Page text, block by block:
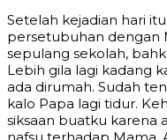
Setelah kejadian hari
persetubuhan dengan
sepulang sekolah,
Lebih gila lagi kadang
ada dirumah. Sudah
kalo Papa lagi tidur.
siksaan buatku karena